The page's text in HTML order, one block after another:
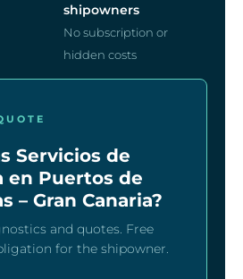
shipowners
No subscription or
hidden costs
Servicios de
en Puertos de
– Gran Canaria?
and quotes. Free
for the shipowner.